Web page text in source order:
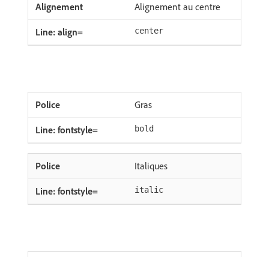
Alignement au centre
center
Gras
bold
Italiques
italic